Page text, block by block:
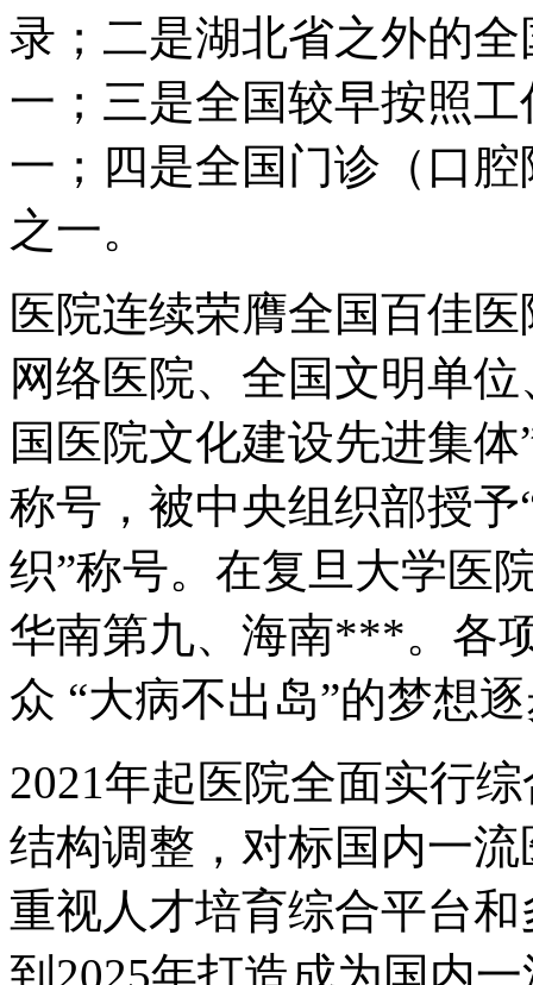
录；二是湖北省之外的
一；三是全国较早按照
一；四是全国门诊（口
之一。
医院连续荣膺全国百佳
网络医院、全国文明单
国医院文化建设先进集
称号，被中央组织部授
织”称号。在复旦大学医
华南第九、海南***。各
众 “大病不出岛”的梦想
2021年起医院全面实行
结构调整，对标国内一
重视人才培育综合平台
到2025年打造成为国内